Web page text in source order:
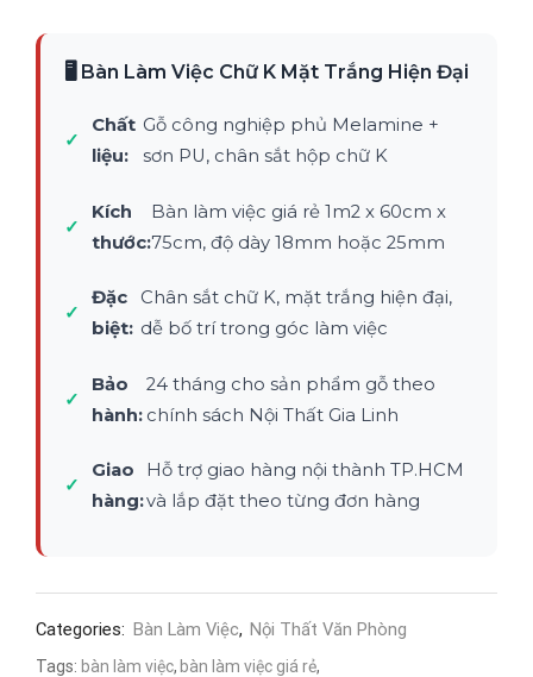
🖥️ Bàn Làm Việc Chữ K Mặt Trắng Hiện Đại
✓
Chất
liệu:
Gỗ công nghiệp phủ Melamine +
sơn PU, chân sắt hộp chữ K
✓
Kích
thước:
Bàn làm việc giá rẻ 1m2 x 60cm x
75cm, độ dày 18mm hoặc 25mm
✓
Đặc
biệt:
Chân sắt chữ K, mặt trắng hiện đại,
dễ bố trí trong góc làm việc
✓
Bảo
hành:
24 tháng cho sản phẩm gỗ theo
chính sách Nội Thất Gia Linh
✓
Giao
hàng:
Hỗ trợ giao hàng nội thành TP.HCM
và lắp đặt theo từng đơn hàng
Categories: Bàn Làm Việc, Nội Thất Văn Phòng
Tags: bàn làm việc, bàn làm việc giá rẻ,